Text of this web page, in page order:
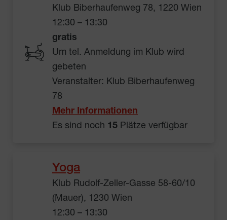
Klub Biberhaufenweg 78, 1220 Wien
12:30 – 13:30
gratis
Um tel. Anmeldung im Klub wird
gebeten
Veranstalter: Klub Biberhaufenweg
78
Mehr Informationen
Es sind noch 15 Plätze verfügbar
Yoga
Klub Rudolf-Zeller-Gasse 58-60/10
(Mauer), 1230 Wien
12:30 – 13:30